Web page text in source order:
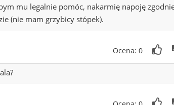
mu legalnie pomóc, nakarmię napoję
(nie mam grzybicy stópek).
Ocena: 0